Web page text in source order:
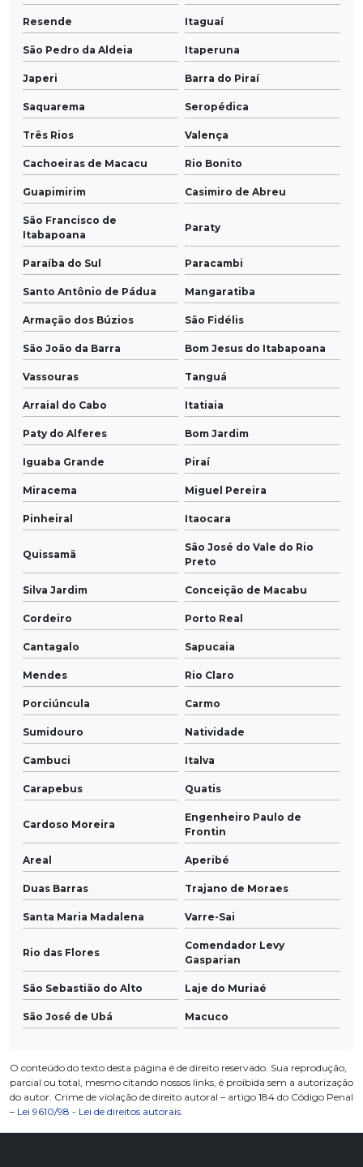
Resende Itaguaí
São Pedro da Aldeia Itaperuna
Japeri Barra do Piraí
Saquarema Seropédica
Três Rios Valença
Cachoeiras de Macacu Rio Bonito
Guapimirim Casimiro de Abreu
São Francisco de
Itabapoana
Paraty
Paraíba do Sul Paracambi
Santo Antônio de Pádua Mangaratiba
Armação dos Búzios São Fidélis
São João da Barra Bom Jesus do Itabapoana
Vassouras Tanguá
Arraial do Cabo Itatiaia
Paty do Alferes Bom Jardim
Iguaba Grande Piraí
Miracema Miguel Pereira
Pinheiral Itaocara
Quissamã
São José do Vale do Rio
Preto
Silva Jardim Conceição de Macabu
Cordeiro Porto Real
Cantagalo Sapucaia
Mendes Rio Claro
Porciúncula Carmo
Sumidouro Natividade
Cambuci Italva
Carapebus Quatis
Cardoso Moreira
Engenheiro Paulo de
Frontin
Areal Aperibé
Duas Barras Trajano de Moraes
Santa Maria Madalena Varre-Sai
Rio das Flores
Comendador Levy
Gasparian
São Sebastião do Alto Laje do Muriaé
São José de Ubá Macuco
O conteúdo do texto desta página é de direito reservado. Sua reprodução,
parcial ou total, mesmo citando nossos links, é proibida sem a autorização
do autor. Crime de violação de direito autoral – artigo 184 do Código Penal
– Lei 9610/98 - Lei de direitos autorais